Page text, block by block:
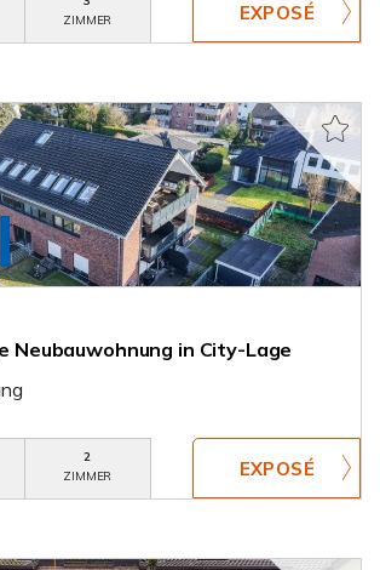
ZIMMER
Neubauwohnung in City-Lage
2
ZIMMER